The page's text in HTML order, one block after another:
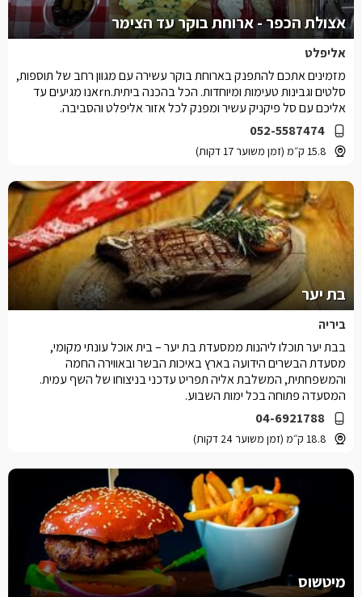
אצולת הכפר - ארוחת בוקר עד הצימר
אליפלט
052-5587474
15.8 ק״מ (זמן משוער 17 דקות)
מזמינים אתכם להתפנק בארוחת בוקר עשירה עם מגוון רחב של תוספות,
סלטים וגבינות טעימות ומיוחדות. הכל בהכנה ביתית.rnאנו מגיעים עד
אליכם עם סל פיקניק עשיר ומפנק לכל אזור אליפלט והסביבה.
בת יער
ביריה
04-6921788
18.8 ק״מ (זמן משוער 24 דקות)
בבת יער תוכלו ליהנות ממסעדת בת יער – בית אוכל עונתי מקומי,
מסעדת הבשרים הידועה בארץ באיכות הבשר ובאווירה החמה
והמשפחתית, המשלבת אליה תפריט עדכני בניצוחו של השף עמית.
המסעדה פתוחה בכל ימות השבוע.
מיטשוס